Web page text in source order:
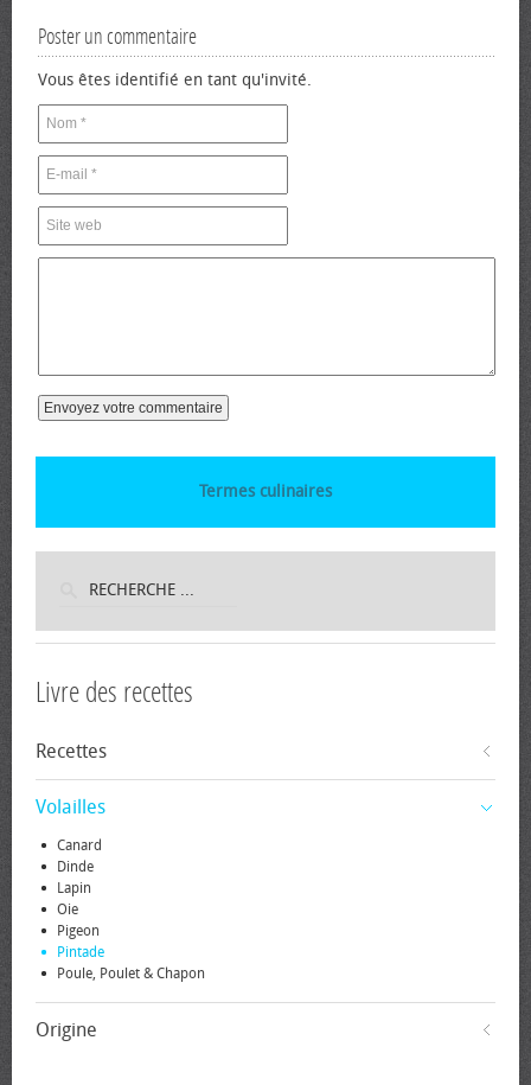
Poster un commentaire
Vous êtes identifié en tant qu'invité.
Termes culinaires
Livre des recettes
Recettes
Volailles
Canard
Dinde
Lapin
Oie
Pigeon
Pintade
Poule, Poulet & Chapon
Origine